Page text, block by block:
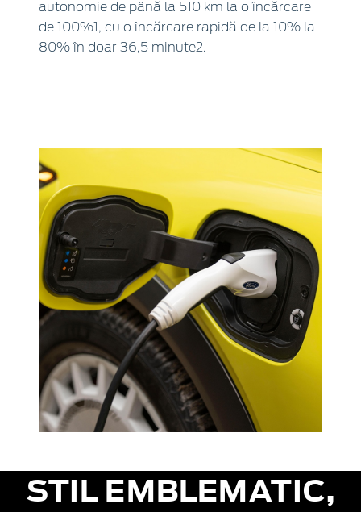
autonomie de până la 510 km la o încărcare
de 100%1, cu o încărcare rapidă de la 10% la
80% în doar 36,5 minute2.
STIL EMBLEMATIC,